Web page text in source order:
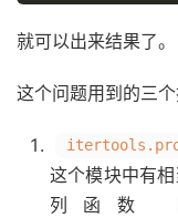
就可以出来结果了。
这个问题用到的三个
这个模块中有
列函数